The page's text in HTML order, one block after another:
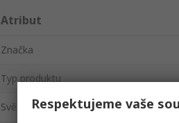
Atribut
Značka
Typ produktu
Světelný efektRespektujeme vaše